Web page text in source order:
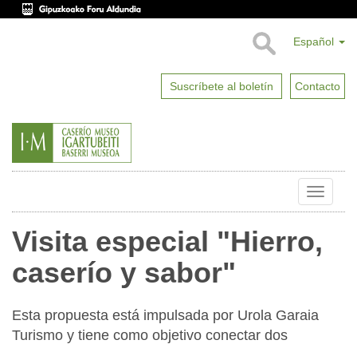
Español
Suscríbete al boletín Contacto
Toggle
Visita especial "Hierro,
caserío y sabor"
Esta propuesta está impulsada por Urola Garaia
Turismo y tiene como objetivo conectar dos